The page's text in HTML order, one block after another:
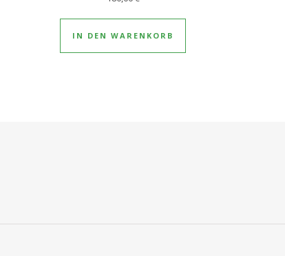
IN DEN WARENKORB